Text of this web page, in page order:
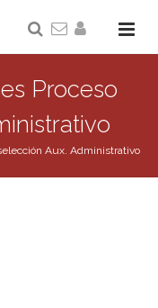
Proceso
Aux. Administrativo